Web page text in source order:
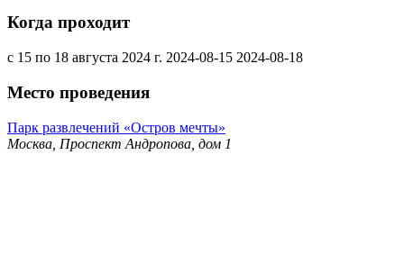
Когда проходит
с 15 по 18 августа 2024 г. 2024-08-15 2024-08-18
Место проведения
Парк развлечений «Остров мечты»
Москва, Проспект Андропова, дом 1